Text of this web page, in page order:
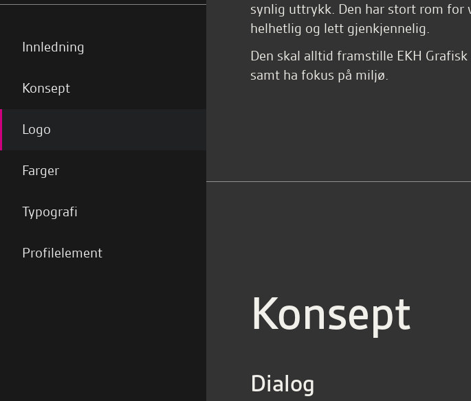
Innledning
Konsept
Logo
Farger
Typografi
Profilelement
synlig uttrykk. Den har stort rom for
helhetlig og lett gjenkjennelig.
Den skal alltid framstille EKH
samt ha fokus på miljø.
Konsept
Dialog